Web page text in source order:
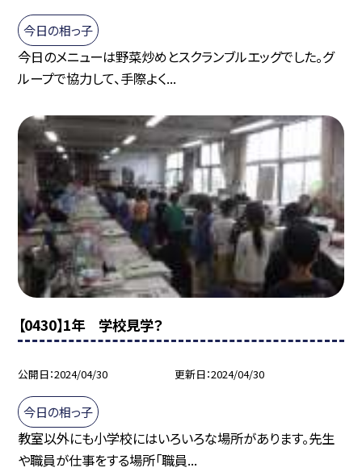
今日の相っ子
今日のメニューは野菜炒めとスクランブルエッグでした。グ
ループで協力して、手際よく...
【0430】1年 学校見学？
公開日 2024/04/30 更新日 2024/04/30
今日の相っ子
教室以外にも小学校にはいろいろな場所があります。先生
や職員が仕事をする場所「職員...